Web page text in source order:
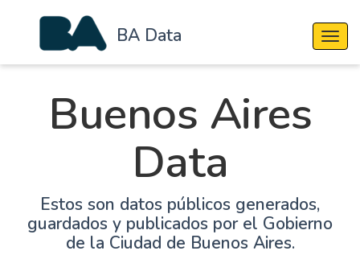
BA Data
Buenos Aires
Data
Estos son datos públicos generados,
guardados y publicados por el Gobierno
de la Ciudad de Buenos Aires.